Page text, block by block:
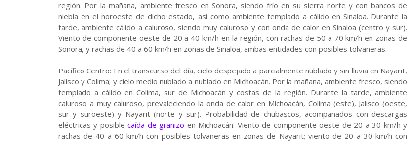
región. Por la mañana, ambiente fresco en Sonora, siendo frío en su sierra norte y con bancos de
niebla en el noroeste de dicho estado, así como ambiente templado a cálido en Sinaloa. Durante la
tarde, ambiente cálido a caluroso, siendo muy caluroso y con onda de calor en Sinaloa (centro y sur).
Viento de componente oeste de 20 a 40 km/h en la región, con rachas de 50 a 70 km/h en zonas de
Sonora, y rachas de 40 a 60 km/h en zonas de Sinaloa, ambas entidades con posibles tolvaneras.
Pacífico Centro: En el transcurso del día, cielo despejado a parcialmente nublado y sin lluvia en Nayarit,
Jalisco y Colima; y cielo medio nublado a nublado en Michoacán. Por la mañana, ambiente fresco, siendo
templado a cálido en Colima, sur de Michoacán y costas de la región. Durante la tarde, ambiente
caluroso a muy caluroso, prevaleciendo la onda de calor en Michoacán, Colima (este), Jalisco (oeste,
sur y suroeste) y Nayarit (norte y sur). Probabilidad de chubascos, acompañados con descargas
eléctricas y posiblecaída de granizo en Michoacán. Viento de componente oeste de 20 a 30 km/h y
rachas de 40 a 60 km/h con posibles tolvaneras en zonas de Nayarit; viento de 20 a 30 km/h con